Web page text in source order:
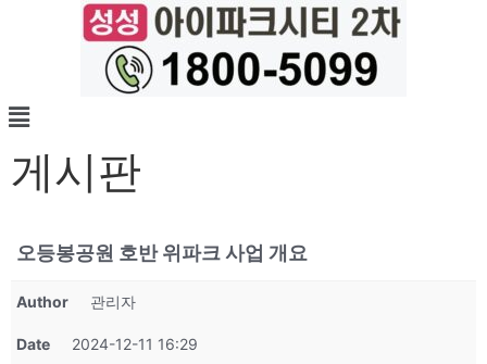
게시판
오등봉공원 호반 위파크 사업 개요
Author 관리자
Date 2024-12-11 16:29